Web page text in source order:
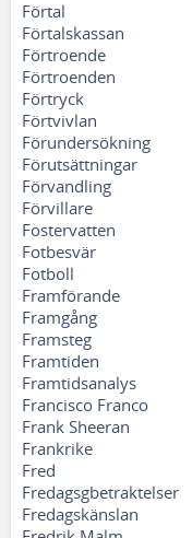
Förtal
Förtalskassan
Förtroende
Förtroenden
Förtryck
Förtvivlan
Förundersökning
Förutsättningar
Förvandling
Förvillare
Fostervatten
Fotbesvär
Fotboll
Framförande
Framgång
Framsteg
Framtiden
Framtidsanalys
Francisco Franco
Frank Sheeran
Frankrike
Fred
Fredagsgbetraktelser
Fredagskänslan